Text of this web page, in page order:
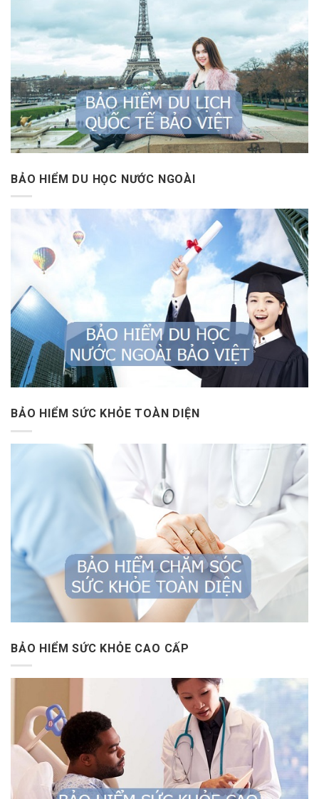
BẢO HIỂM DU HỌC NƯỚC NGOÀI
BẢO HIỂM SỨC KHỎE TOÀN DIỆN
BẢO HIỂM SỨC KHỎE CAO CẤP